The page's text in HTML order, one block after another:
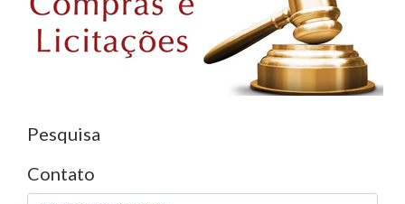
Pesquisa
Contato